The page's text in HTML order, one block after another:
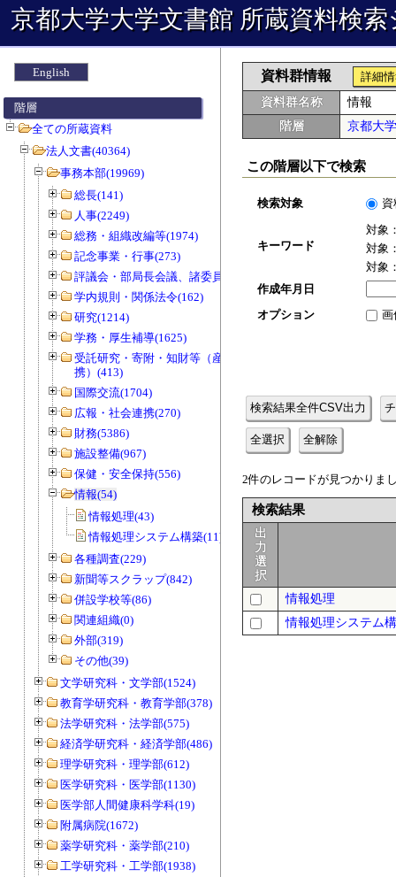
京都大学大学文書館 所蔵資料検
English
階層
全ての所蔵資料
法人文書(40364)
事務本部(19969)
総長(141)
人事(2249)
総務・組織改編等(1974)
記念事業・行事(273)
評議会・部局長会議、諸委員会等(1466)
学内規則・関係法令(162)
研究(1214)
学務・厚生補導(1625)
受託研究・寄附・知財等（産官学連
携）(413)
国際交流(1704)
広報・社会連携(270)
財務(5386)
施設整備(967)
保健・安全保持(556)
情報(54)
情報処理(43)
情報処理システム構築(11)
各種調査(229)
新聞等スクラップ(842)
併設学校等(86)
関連組織(0)
外部(319)
その他(39)
文学研究科・文学部(1524)
教育学研究科・教育学部(378)
法学研究科・法学部(575)
経済学研究科・経済学部(486)
理学研究科・理学部(612)
医学研究科・医学部(1130)
医学部人間健康科学科(19)
附属病院(1672)
薬学研究科・薬学部(210)
工学研究科・工学部(1938)
資料群情報
詳細
資料群名称
情報
階層
京都大
この階層以下で検索
検索対象 資
キーワード
対象
対象
対象
作成年月日
オプション
画
検索結果全件CSV出力
全選択 全解除
2件のレコードが見つかりま
検索結果
出
力
選
択
情報処理
情報処理システム